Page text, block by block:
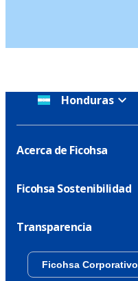
Honduras
Acerca de Ficohsa
Ficohsa Sostenibilidad
Transparencia
Ficohsa Corporativo